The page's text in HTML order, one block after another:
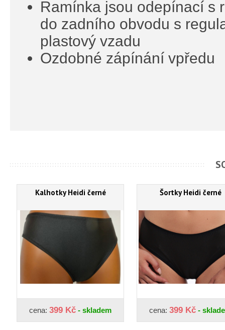
Ramínka jsou odepínací s
do zadního obvodu s
plastový vzadu
Ozdobné zápínání vpředu
Kalhotky Heidi černé
cena: 399 Kč - skladem
Šortky Heidi černé
cena: 399 Kč -